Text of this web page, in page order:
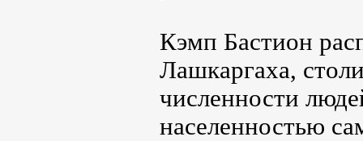
Кэмп Бастион
Лашкаргаха,
численности
населенностью